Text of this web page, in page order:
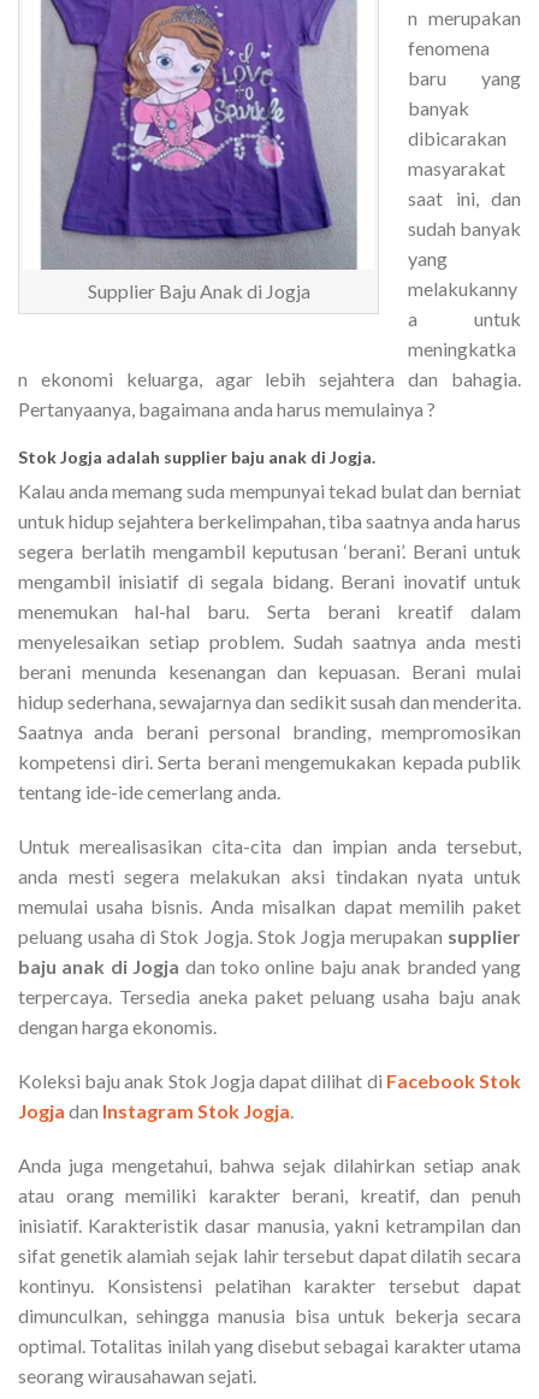
Supplier Baju Anak di Jogja
n merupakan
fenomena
baru yang
banyak
dibicarakan
masyarakat
saat ini, dan
sudah banyak
yang
melakukanny
a untuk
meningkatka
n ekonomi keluarga, agar lebih sejahtera dan bahagia.
Pertanyaanya, bagaimana anda harus memulainya ?
Stok Jogja adalah supplier baju anak di Jogja.
Kalau anda memang suda mempunyai tekad bulat dan berniat
untuk hidup sejahtera berkelimpahan, tiba saatnya anda harus
segera berlatih mengambil keputusan ‘berani’. Berani untuk
mengambil inisiatif di segala bidang. Berani inovatif untuk
menemukan hal-hal baru. Serta berani kreatif dalam
menyelesaikan setiap problem. Sudah saatnya anda mesti
berani menunda kesenangan dan kepuasan. Berani mulai
hidup sederhana, sewajarnya dan sedikit susah dan menderita.
Saatnya anda berani personal branding, mempromosikan
kompetensi diri. Serta berani mengemukakan kepada publik
tentang ide-ide cemerlang anda.
Untuk merealisasikan cita-cita dan impian anda tersebut,
anda mesti segera melakukan aksi tindakan nyata untuk
memulai usaha bisnis. Anda misalkan dapat memilih paket
peluang usaha di Stok Jogja. Stok Jogja merupakan supplier
baju anak di Jogja dan toko online baju anak branded yang
terpercaya. Tersedia aneka paket peluang usaha baju anak
dengan harga ekonomis.
Koleksi baju anak Stok Jogja dapat dilihat di Facebook Stok
Jogja dan Instagram Stok Jogja.
Anda juga mengetahui, bahwa sejak dilahirkan setiap anak
atau orang memiliki karakter berani, kreatif, dan penuh
inisiatif. Karakteristik dasar manusia, yakni ketrampilan dan
sifat genetik alamiah sejak lahir tersebut dapat dilatih secara
kontinyu. Konsistensi pelatihan karakter tersebut dapat
dimunculkan, sehingga manusia bisa untuk bekerja secara
optimal. Totalitas inilah yang disebut sebagai karakter utama
seorang wirausahawan sejati.